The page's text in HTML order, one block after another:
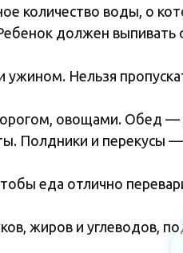
количество воды, о
должен выпивать
Нельзя
овощами. Обед —
Полдники и перекусы
еда отлично
жиров и углеводов,